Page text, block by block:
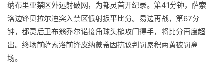
纳布里亚禁区外远射破网，为都灵首开纪录。第41分钟，萨索
洛边锋贝拉尔迪突入禁区低射扳平比分。易边再战，第67分
钟，都灵后卫布翁乔尔诺接角球头槌攻门得手，将比分再度超
出。终场前萨索洛前锋皮纳蒙蒂因抗议判罚累积两黄被罚离
场。